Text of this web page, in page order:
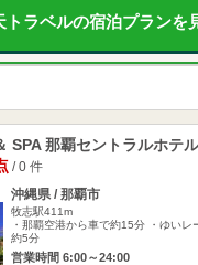
トラベルの宿泊プランを
SPA 那覇セントラルホテル
/ 0 件
沖縄県 / 那覇市
牧志駅411m
・那覇空港から車で約15分 ・ゆいレ
約5分
営業時間 6:00～24:00